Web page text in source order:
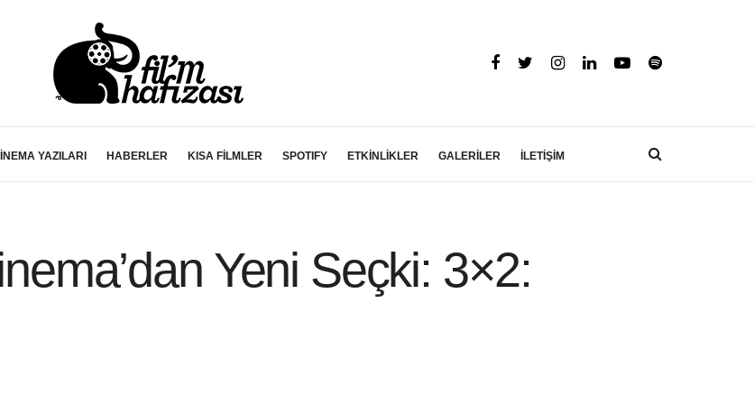
YAZILARI HABERLER KISA FİLMLER SPOTIFY ETKİNLİKLER GALERİLER İLETİŞİM
Yeni Seçki: 3×2: